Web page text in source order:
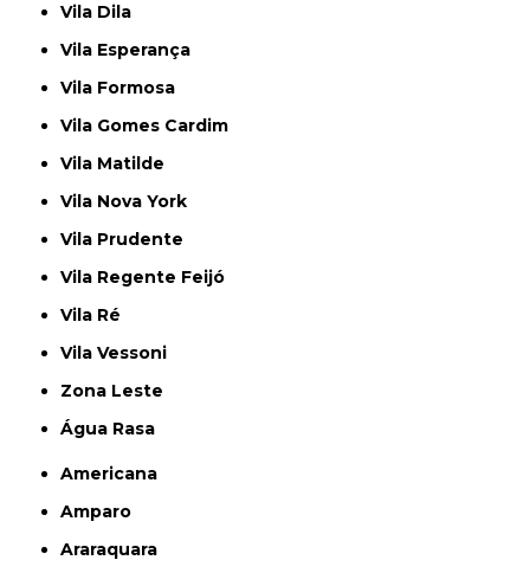
Vila Dila
Vila Esperança
Vila Formosa
Vila Gomes Cardim
Vila Matilde
Vila Nova York
Vila Prudente
Vila Regente Feijó
Vila Ré
Vila Vessoni
Zona Leste
Água Rasa
Americana
Amparo
Araraquara